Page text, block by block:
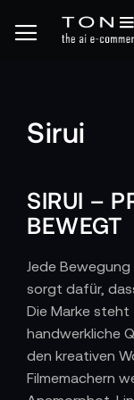
Sirui
SIRUI –
BEWEGT
Jede
sorgt dafür,
Die Marke steht
handwerkliche
den kreativen
Filmemachern